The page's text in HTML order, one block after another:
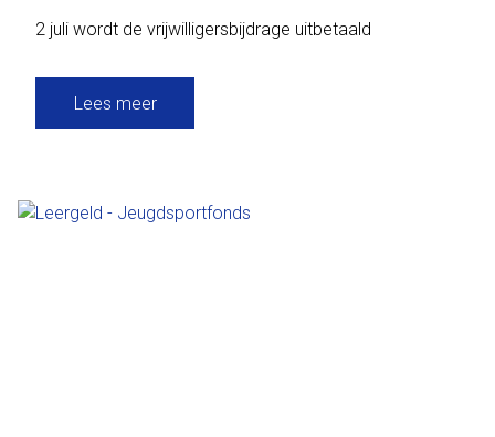
2 juli wordt de vrijwilligersbijdrage uitbetaald
Lees meer